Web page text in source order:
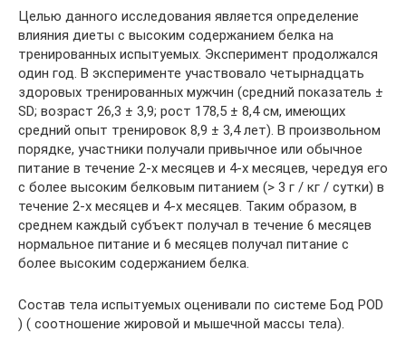
Целью данного исследования является определение
влияния диеты с высоким содержанием белка на
тренированных испытуемых. Эксперимент продолжался
один год. В эксперименте участвовало четырнадцать
здоровых тренированных мужчин (средний показатель ±
SD; возраст 26,3 ± 3,9; рост 178,5 ± 8,4 см, имеющих
средний опыт тренировок 8,9 ± 3,4 лет). В произвольном
порядке, участники получали привычное или обычное
питание в течение 2-х месяцев и 4-х месяцев, чередуя его
с более высоким белковым питанием (> 3 г / кг / сутки) в
течение 2-х месяцев и 4-х месяцев. Таким образом, в
среднем каждый субъект получал в течение 6 месяцев
нормальное питание и 6 месяцев получал питание с
более высоким содержанием белка.
Состав тела испытуемых оценивали по системе Бод POD
) ( соотношение жировой и мышечной массы тела).